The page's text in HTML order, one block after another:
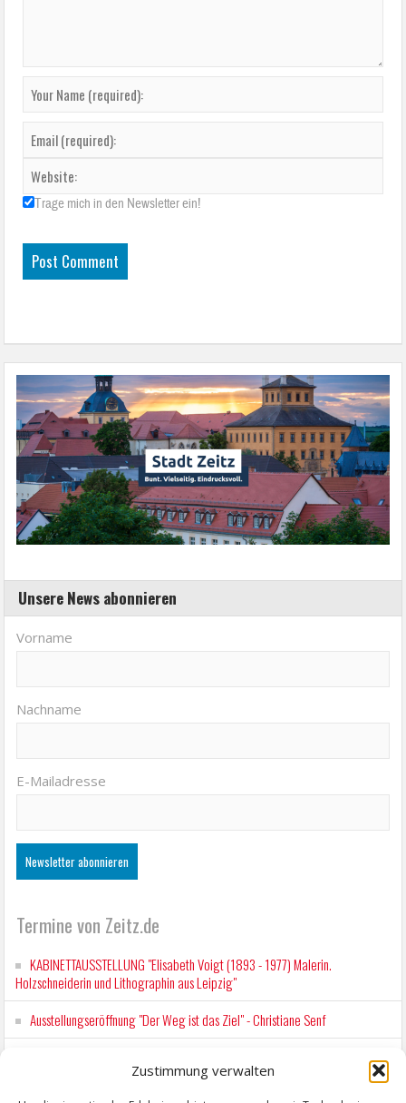
Zustimmung verwalten
Trage mich in den Newsletter ein!
Unsere News abonnieren
Vorname
Nachname
E-Mailadresse
Termine von Zeitz.de
KABINETTAUSSTELLUNG "Elisabeth Voigt (1893 - 1977) Malerin.
Holzschneiderin und Lithographin aus Leipzig"
Ausstellungseröffnung "Der Weg ist das Ziel" - Christiane Senf